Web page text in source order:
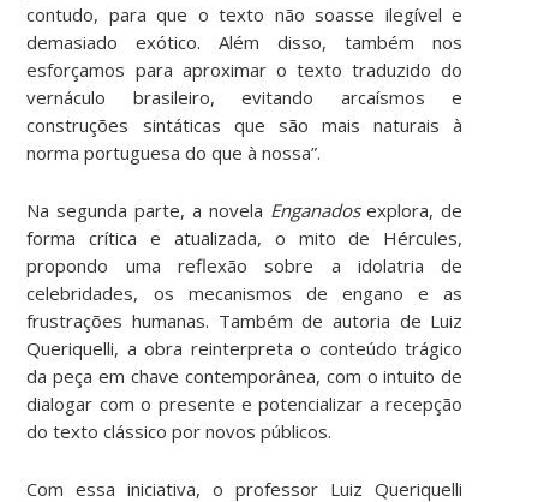
contudo, para que o texto não soasse ilegível e
demasiado exótico. Além disso, também nos
esforçamos para aproximar o texto traduzido do
vernáculo brasileiro, evitando arcaísmos e
construções sintáticas que são mais naturais à
norma portuguesa do que à nossa”.
Na segunda parte, a novela Enganadosexplora, de
forma crítica e atualizada, o mito de Hércules,
propondo uma reflexão sobre a idolatria de
celebridades, os mecanismos de engano e as
frustrações humanas. Também de autoria de Luiz
Queriquelli, a obra reinterpreta o conteúdo trágico
da peça em chave contemporânea, com o intuito de
dialogar com o presente e potencializar a recepção
do texto clássico por novos públicos.
Com essa iniciativa, o professor Luiz Queriquelli